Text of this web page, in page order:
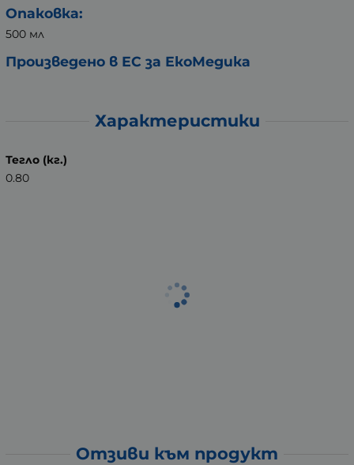
Опаковка:
500 мл
Произведено в ЕС за ЕкоМедика
Характеристики
Тегло (кг.)
0.80
Отзиви към продукт